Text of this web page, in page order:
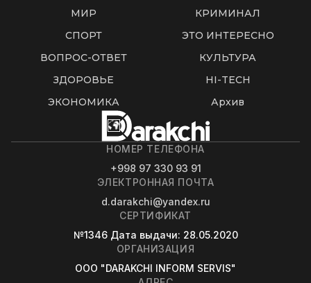
МИР
КРИМИНАЛ
СПОРТ
ЭТО ИНТЕРЕСНО
ВОПРОС-ОТВЕТ
КУЛЬТУРА
ЗДОРОВЬЕ
HI-TECH
ЭКОНОМИКА
Архив
НОМЕР ТЕЛЕФОНА
+998 97 330 93 91
ЭЛЕКТРОННАЯ ПОЧТА
d.darakchi@yandex.ru
СЕРТИФИКАТ
№1346 Дата выдачи: 28.05.2020
ОРГАНИЗАЦИЯ
OOO "DARAKCHI INFORM SERVIS"